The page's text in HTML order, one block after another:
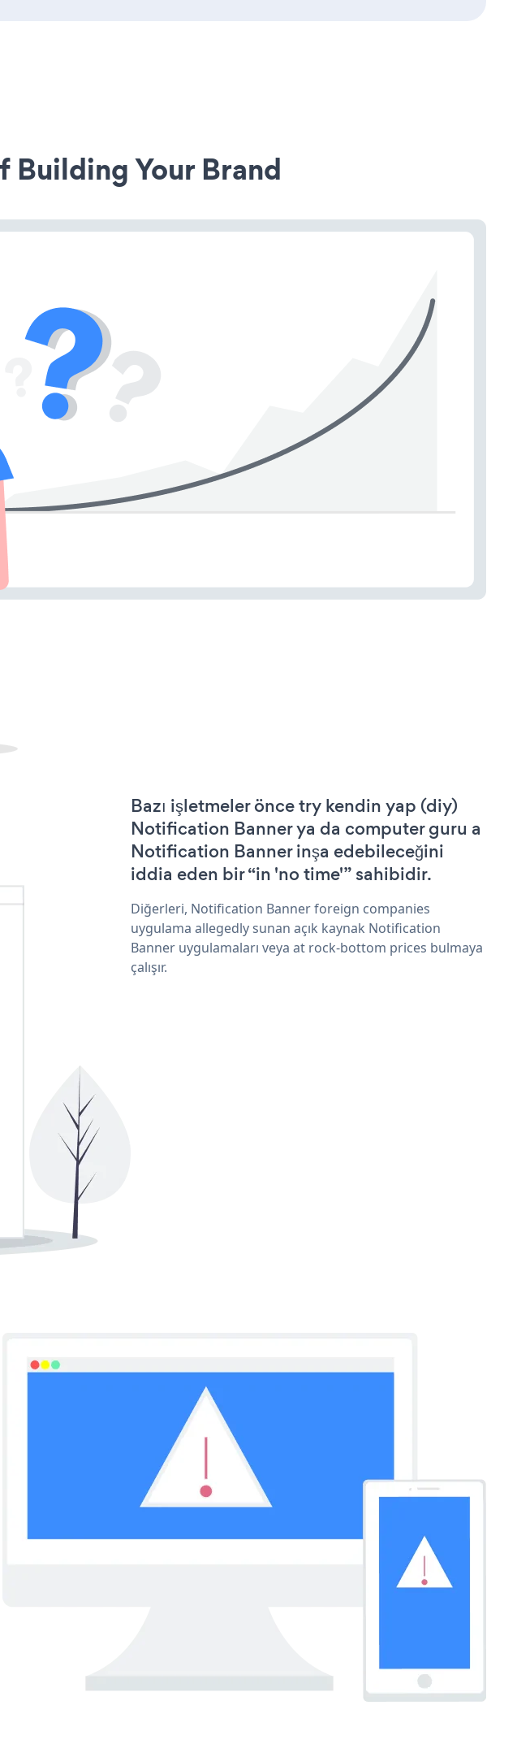
Building Your Brand
Bazı işletmeler önce try kendin yap (diy)
Notification Banner ya da computer guru a
Notification Banner inşa edebileceğini
iddia eden bir “in 'no time'” sahibidir.
Diğerleri, Notification Banner foreign companies
uygulama allegedly sunan açık kaynak Notification
Banner uygulamaları veya at rock-bottom prices bulmaya
çalışır.